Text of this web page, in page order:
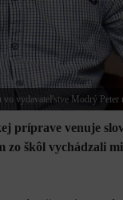
vo vydavateľstve Modrý
príprave venuje
zo škôl vychádzali